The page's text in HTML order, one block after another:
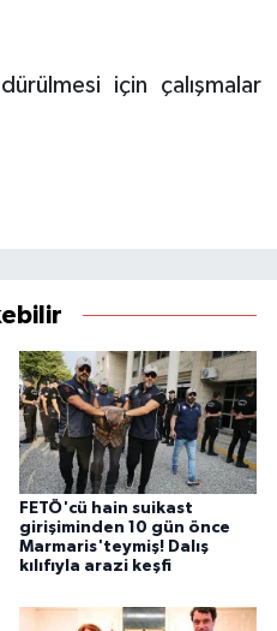
için çalışmalar
FETÖ'cü hain suikast
girişiminden 10 gün önce
Marmaris'teymiş! Dalış
kılıfıyla arazi keşfi